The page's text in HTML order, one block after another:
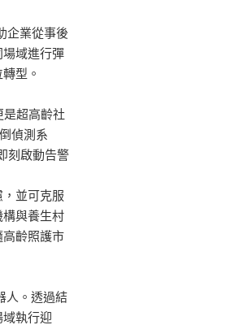
企業從事後
域進行彈
型。
是超高齡社
偵測系
刻啟動告警
並可克服
與養生村
齡照護市
人。透過結
執行迎